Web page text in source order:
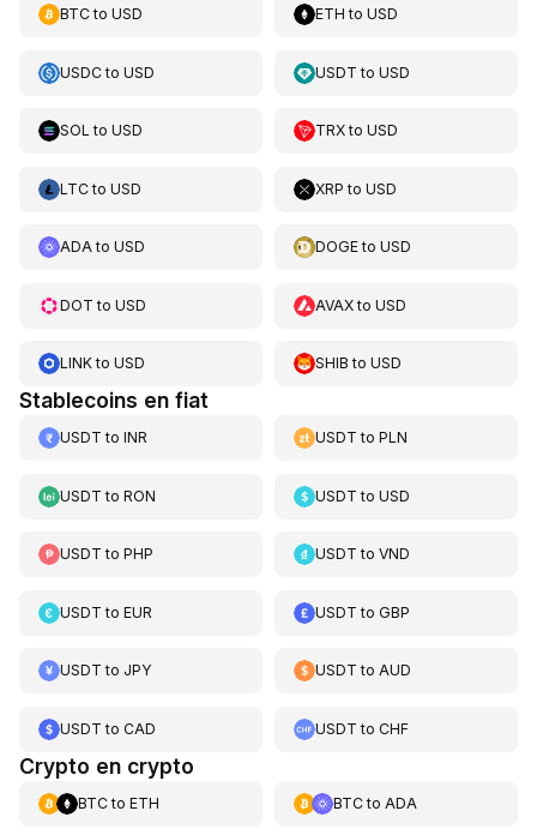
BTCto USD ETH toUSD
USDCto USD USDT toUSD
SOL to USD TRXtoUSD
LTCto USD XRP toUSD
ADAto USD DOGEtoUSD
DOT to USD AVAXtoUSD
LINKto USD SHIB toUSD
Stablecoins en fiat
USDT to INR USDT toPLN
USDT to RON USDT toUSD
USDT to PHP USDT toVND
USDT to EUR USDT toGBP
USDT to JPY USDT toAUD
USDT to CAD USDT toCHF
Crypto en crypto
BTCto ETH BTCto ADA